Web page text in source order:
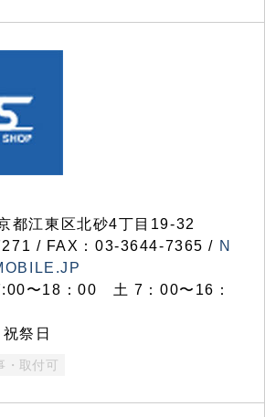
江東区北砂4丁目19-32
/ FAX：03-3644-7365 / N
〜18：00 土 7：00〜16：
祭日
・取付可